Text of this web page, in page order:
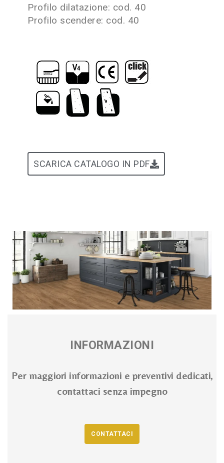
Profilo dilatazione: cod. 40
Profilo scendere: cod. 40
SCARICA CATALOGO IN PDF
INFORMAZIONI
Per maggiori informazioni e preventivi dedicati,
contattaci senza impegno
CONTATTACI